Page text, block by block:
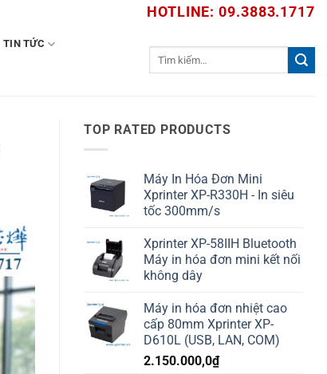
HOTLINE: 09.3883.1717
TIN TỨC
TOP RATED PRODUCTS
Máy In Hóa Đơn Mini
Xprinter XP-R330H - In siêu
tốc 300mm/s
Xprinter XP-58IIH Bluetooth
Máy in hóa đơn mini kết nối
không dây
Máy in hóa đơn nhiệt cao
cấp 80mm Xprinter XP-
D610L (USB, LAN, COM)
2.150.000,0₫